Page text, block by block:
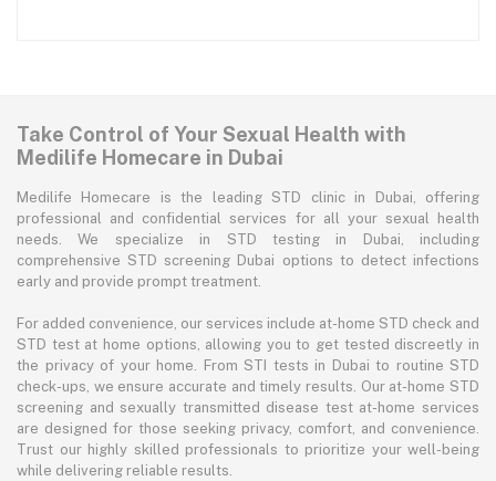
Take Control of Your Sexual Health with
Medilife Homecare in Dubai
Medilife Homecare is the leading STD clinic in Dubai, offering
professional and confidential services for all your sexual health
needs. We specialize in STD testing in Dubai, including
comprehensive STD screening Dubai options to detect infections
early and provide prompt treatment.
For added convenience, our services include at-home STD check and
STD test at home options, allowing you to get tested discreetly in
the privacy of your home. From STI tests in Dubai to routine STD
check-ups, we ensure accurate and timely results. Our at-home STD
screening and sexually transmitted disease test at-home services
are designed for those seeking privacy, comfort, and convenience.
Trust our highly skilled professionals to prioritize your well-being
while delivering reliable results.